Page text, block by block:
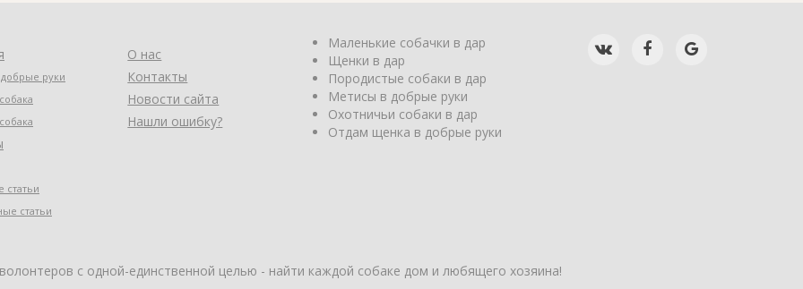
руки
статьи
статьи
О нас
Контакты
Новости сайта
Нашли ошибку?
Маленькие собачки в дар
Щенки в дар
Породистые собаки в дар
Метисы в добрые руки
Охотничьи собаки в дар
Отдам щенка в добрые руки
с одной-единственной целью - найти каждой собаке дом и любящего хозяина!